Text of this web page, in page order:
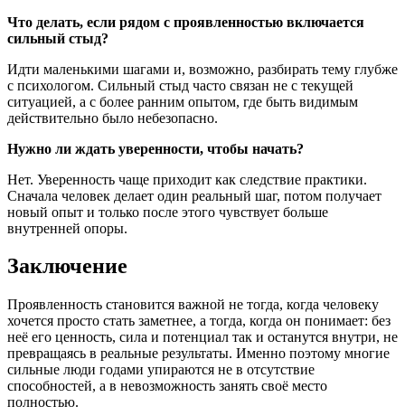
Что делать, если рядом с проявленностью включается
сильный стыд?
Идти маленькими шагами и, возможно, разбирать тему глубже
с психологом. Сильный стыд часто связан не с текущей
ситуацией, а с более ранним опытом, где быть видимым
действительно было небезопасно.
Нужно ли ждать уверенности, чтобы начать?
Нет. Уверенность чаще приходит как следствие практики.
Сначала человек делает один реальный шаг, потом получает
новый опыт и только после этого чувствует больше
внутренней опоры.
Заключение
Проявленность становится важной не тогда, когда человеку
хочется просто стать заметнее, а тогда, когда он понимает: без
неё его ценность, сила и потенциал так и останутся внутри, не
превращаясь в реальные результаты. Именно поэтому многие
сильные люди годами упираются не в отсутствие
способностей, а в невозможность занять своё место
полностью.